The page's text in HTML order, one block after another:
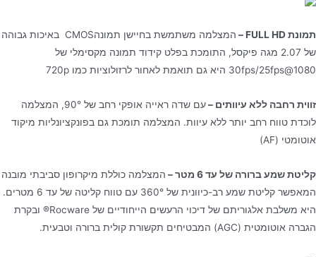
וזווית
תמונתFULL HD
–
המצלמה משתמשת בחיישן תמונהCMOS באיכות גבוהה
של 2.07 מגה פיקסל, התומכת בפלט קידוד תמונה מקסימלי של
1080@30fps/25fps היא גם תואמת לאחור לרזולוציות כמו 720p
זווית רחבה ללא עיוותים –
עם שדה ראייה אופקי רחב של 90°, המצלמה
לוכדת טווח רחב יותר ללא עיוות. המצלמה תומכת גם בפונקציונליות מיקוד
אוטומטי (AF)
קליטת שמע ברורה של עד 6 מטר –
המצלמה כוללת מיקרופון סביבתי מובנה
המאפשר קליטת שמע רב-כיוונית של 360° עם טווח קליטה של ​​עד 6 מטרים.
היא משלבת אלגוריתם של דיכוי הרעשים הייחודיים של Rocware® ובקרת
הגברה אוטומטית (AGC) המבטיחים תקשורת קולית ברורה וטבעית.